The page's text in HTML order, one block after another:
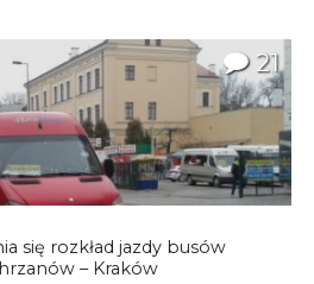
21
się rozkład jazdy busów
– Kraków